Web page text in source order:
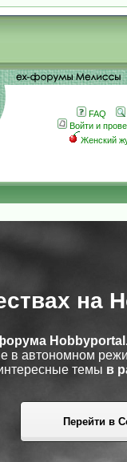
FAQ
Войти и
Женский
на
в автономном
темы в
Перейти в